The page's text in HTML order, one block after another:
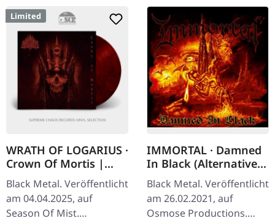
Limited
WRATH OF LOGARIUS ·
Crown Of Mortis |
RED/BLACK LP
Black Metal. Veröffentlicht
am 04.04.2025, auf
Season Of Mist.
IMMORTAL · Damned
In Black (Alternative
Artwork) | CD
Black Metal. Veröffentlicht
am 26.02.2021, auf
Osmose Productions.